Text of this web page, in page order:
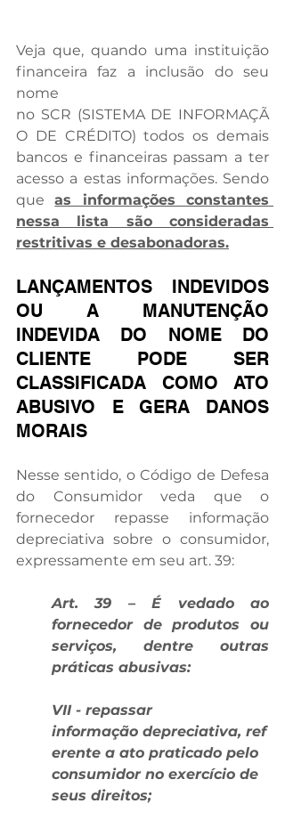
Veja que, quando uma instituição
financeira faz a inclusão do seu
nome
no SCR (SISTEMA DE INFORMAÇÃ
O DE CRÉDITO) todos os demais
bancos e financeiras passam a ter
acesso a estas informações. Sendo
que as informações constantes
nessa lista são consideradas
restritivas e desabonadoras.
LANÇAMENTOS INDEVIDOS
OU A MANUTENÇÃO
INDEVIDA DO NOME DO
CLIENTE PODE SER
CLASSIFICADA COMO ATO
ABUSIVO E GERA DANOS
MORAIS
Nesse sentido, o Código de Defesa
do Consumidor veda que o
fornecedor repasse informação
depreciativa sobre o consumidor,
expressamente em seu art. 39:
Art. 39 – É vedado ao
fornecedor de produtos ou
serviços, dentre outras
práticas abusivas:
VII - repassar
informação depreciativa, ref
erente a ato praticado pelo
consumidor no exercício de
seus direitos;